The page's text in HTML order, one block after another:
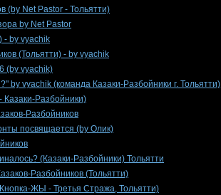
(by Net Pastor - Тольятти)
by Net Pastor
- by vyachik
(Тольятти) - by vyachik
(by vyachik)
by vyachik (команда Казаки-Разбойники г. Тольятти)
Разбойники)
Разбойников
посвящается (by Олик)
(Казаки-Разбойники) Тольятти
Разбойников (Тольятти)
ЖЫ - Третья Стража, Тольятти)